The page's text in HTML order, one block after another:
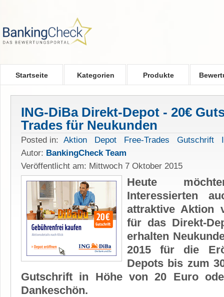
Startseite Kategorien Produkte
ING-DiBa Direkt-Depot - 20€
Trades für Neukunden
Posted in: Aktion Depot Free-Trades Gutschrift
Autor: BankingCheck Team
Veröffentlicht am: Mittwoch 7 Oktober 2015
Heute
Interessierten
attraktive Aktion
für das Direkt-
erhalten
2015 für die
Depots bis zum
Gutschrift in Höhe von 20 Euro
Dankeschön.